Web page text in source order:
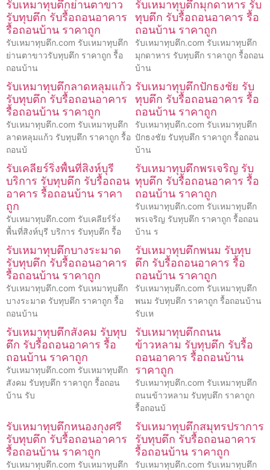
รับเหมาทุบตึกย่านตาขาว
รับทุบตึก รับรื้อถอนอาคาร
รื้อถอนบ้าน ราคาถูก
รับเหมาทุบตึก.com รับเหมาทุบตึก
ย่านตาขาวรับทุบตึก ราคาถูก รื้อ
ถอนบ้าน
รับเหมาทุบตึกมุกดาหาร รับ
ทุบตึก รับรื้อถอนอาคาร รื้อ
ถอนบ้าน ราคาถูก
รับเหมาทุบตึก.com รับเหมาทุบตึก
มุกดาหาร รับทุบตึก ราคาถูก รื้อถอน
บ้าน
รับเหมาทุบตึกลาดหลุมแก้ว
รับทุบตึก รับรื้อถอนอาคาร
รื้อถอนบ้าน ราคาถูก
รับเหมาทุบตึก.com รับเหมาทุบตึก
ลาดหลุมแก้ว รับทุบตึก ราคาถูก รื้อ
ถอนบ้
รับเหมาทุบตึกปักธงชัย รับ
ทุบตึก รับรื้อถอนอาคาร รื้อ
ถอนบ้าน ราคาถูก
รับเหมาทุบตึก.com รับเหมาทุบตึก
ปักธงชัย รับทุบตึก ราคาถูก รื้อถอน
บ้าน
รับเคลียร์ริ่งพื้นที่สิงห์บุรี
บริการ รับทุบตึก รับรื้อถอน
อาคาร รื้อถอนบ้าน ราคา
ถูก
รับเหมาทุบตึก.com รับเคลียร์ริ่ง
พื้นที่สิงห์บุรี บริการ รับทุบตึก รื้อ
รับเหมาทุบตึกพรเจริญ รับ
ทุบตึก รับรื้อถอนอาคาร รื้อ
ถอนบ้าน ราคาถูก
รับเหมาทุบตึก.com รับเหมาทุบตึก
พรเจริญ รับทุบตึก ราคาถูก รื้อถอน
บ้าน ร
รับเหมาทุบตึกบางระมาด
รับทุบตึก รับรื้อถอนอาคาร
รื้อถอนบ้าน ราคาถูก
รับเหมาทุบตึก.com รับเหมาทุบตึก
บางระมาด รับทุบตึก ราคาถูก รื้อ
ถอนบ้าน
รับเหมาทุบตึกพนม รับทุบ
ตึก รับรื้อถอนอาคาร รื้อ
ถอนบ้าน ราคาถูก
รับเหมาทุบตึก.com รับเหมาทุบตึก
พนม รับทุบตึก ราคาถูก รื้อถอนบ้าน
รับเห
รับเหมาทุบตึกสังคม รับทุบ
ตึก รับรื้อถอนอาคาร รื้อ
ถอนบ้าน ราคาถูก
รับเหมาทุบตึก.com รับเหมาทุบตึก
สังคม รับทุบตึก ราคาถูก รื้อถอน
บ้าน รับ
รับเหมาทุบตึกถนน
ข้าวหลาม รับทุบตึก รับรื้อ
ถอนอาคาร รื้อถอนบ้าน
ราคาถูก
รับเหมาทุบตึก.com รับเหมาทุบตึก
ถนนข้าวหลาม รับทุบตึก ราคาถูก
รื้อถอนบ้
รับเหมาทุบตึกหนองกุงศรี
รับทุบตึก รับรื้อถอนอาคาร
รื้อถอนบ้าน ราคาถูก
รับเหมาทุบตึก.com รับเหมาทุบตึก
รับเหมาทุบตึกสมุทรปราการ
รับทุบตึก รับรื้อถอนอาคาร
รื้อถอนบ้าน ราคาถูก
รับเหมาทุบตึก.com รับเหมาทุบตึก